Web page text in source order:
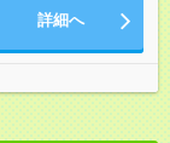
詳細へ